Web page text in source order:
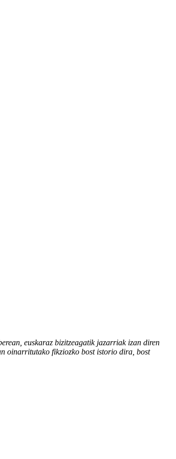
euskaraz bizitzeagatik jazarriak izan diren
oinarritutako fikziozko bost istorio dira, bost